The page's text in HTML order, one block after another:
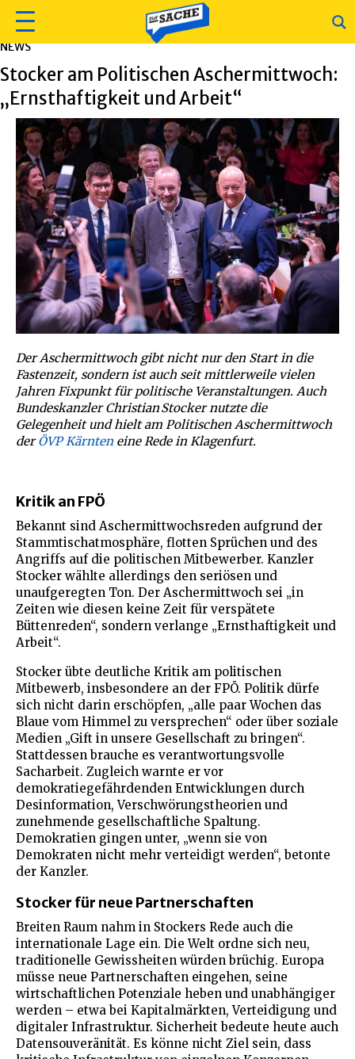
NEWS
Stocker am Politischen Aschermittwoch:
„Ernsthaftigkeit und Arbeit“
Der Aschermittwoch gibt nicht nur den Start in die
Fastenzeit, sondern ist auch seit mittlerweile vielen
Jahren Fixpunkt für politische Veranstaltungen. Auch
Bundeskanzler Christian Stocker nutzte die
Gelegenheit und hielt am Politischen Aschermittwoch
derÖVP Kärnten eine Rede in Klagenfurt.
Kritik an FPÖ
Bekannt sind Aschermittwochsreden aufgrund der
Stammtischatmosphäre, flotten Sprüchen und des
Angriffs auf die politischen Mitbewerber. Kanzler
Stocker wählte allerdings den seriösen und
unaufgeregten Ton. Der Aschermittwoch sei „in
Zeiten wie diesen keine Zeit für verspätete
Büttenreden“, sondern verlange „Ernsthaftigkeit und
Arbeit“.
Stocker übte deutliche Kritik am politischen
Mitbewerb, insbesondere an der FPÖ. Politik dürfe
sich nicht darin erschöpfen, „alle paar Wochen das
Blaue vom Himmel zu versprechen“ oder über soziale
Medien „Gift in unsere Gesellschaft zu bringen“.
Stattdessen brauche es verantwortungsvolle
Sacharbeit. Zugleich warnte er vor
demokratiegefährdenden Entwicklungen durch
Desinformation, Verschwörungstheorien und
zunehmende gesellschaftliche Spaltung.
Demokratien gingen unter, „wenn sie von
Demokraten nicht mehr verteidigt werden“, betonte
der Kanzler.
Stocker für neue Partnerschaften
Breiten Raum nahm in Stockers Rede auch die
internationale Lage ein. Die Welt ordne sich neu,
traditionelle Gewissheiten würden brüchig. Europa
müsse neue Partnerschaften eingehen, seine
wirtschaftlichen Potenziale heben und unabhängiger
werden – etwa bei Kapitalmärkten, Verteidigung und
digitaler Infrastruktur. Sicherheit bedeute heute auch
Datensouveränität. Es könne nicht Ziel sein, dass